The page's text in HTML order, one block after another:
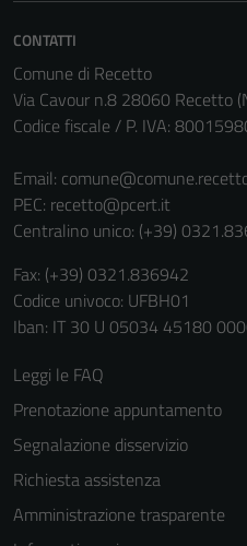
CONTATTI
Comune di Recetto
Via Cavour n.8 28060 Recetto
Codice fiscale / P. IVA:
Email:
PEC: recetto@pcert.it
Centralino unico: (+39)
Fax: (+39) 0321.836942
Codice univoco: UFBH01
Iban: IT 30 U 05034 45180
Leggi le FAQ
Prenotazione appuntamento
Segnalazione disservizio
Richiesta assistenza
Amministrazione trasparente